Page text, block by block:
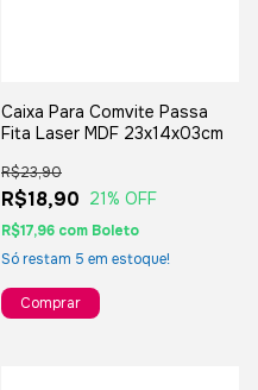
Caixa Para Comvite Passa
Fita Laser MDF 23x14x03cm
R$18,90
R$23,90
21% OFF
R$17,96 com Boleto
Só restam 5 em estoque!